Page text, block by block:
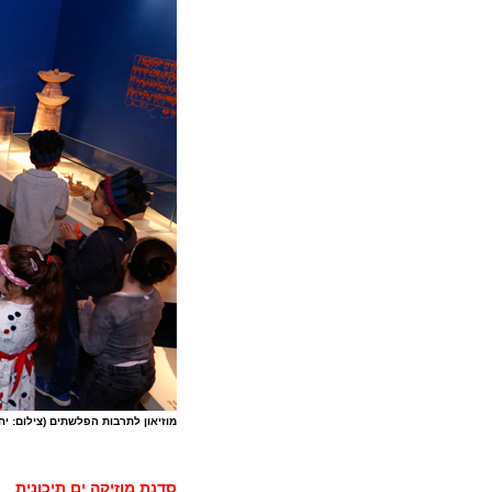
מוזיאון לתרבות הפלשתים (צילום:
סדנת מוזיקה ים תיכונית